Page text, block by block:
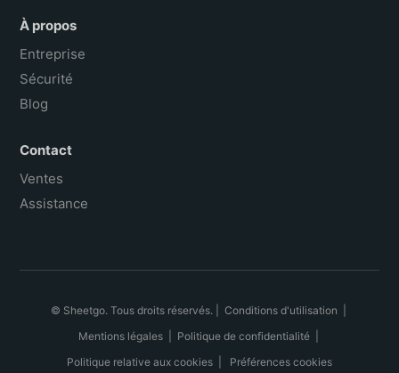
À propos
Entreprise
Sécurité
Blog
Contact
Ventes
Assistance
© Sheetgo. Tous droits réservés. | Conditions d'utilisation
Mentions légales| Politique de confidentialité|
Politique relative aux cookies
Préférences cookies